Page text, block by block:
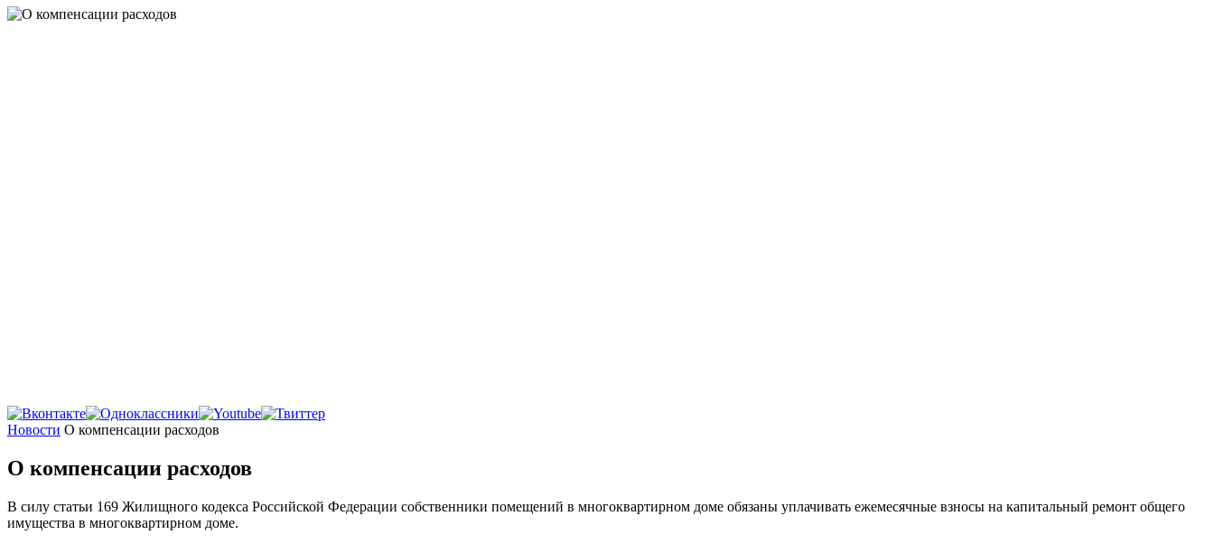
Главная
Новости О компенсации расходов
О компенсации расходов
В силу статьи 169 Жилищного кодекса Российской Федерации собственники помещений в многоквартирном доме обязаны уплачивать ежемесячные взносы на капитальный ремонт общего
имущества в многоквартирном доме.